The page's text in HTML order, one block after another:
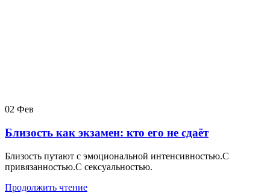
02 Фев
Близость как экзамен: кто его не сдаёт
Близость путают с эмоциональной интенсивностью.С
привязанностью.С сексуальностью.
Продолжить чтение